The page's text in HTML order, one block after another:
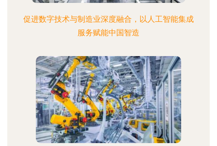
促进数字技术与制造业深度融合，以人工智能集成
服务赋能中国智造